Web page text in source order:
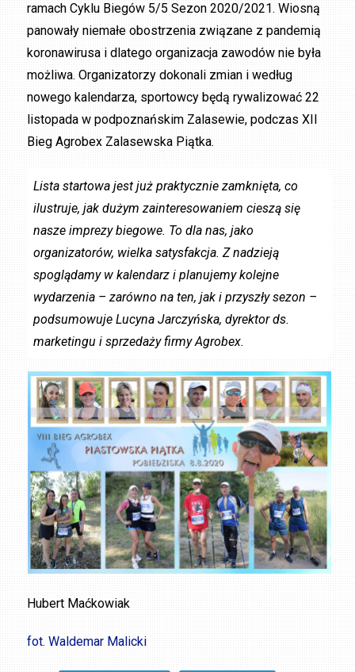
ramach Cyklu Biegów 5/5 Sezon 2020/2021. Wiosną
panowały niemałe obostrzenia związane z pandemią
koronawirusa i dlatego organizacja zawodów nie była
możliwa. Organizatorzy dokonali zmian i według
nowego kalendarza, sportowcy będą rywalizować 22
listopada w podpoznańskim Zalasewie, podczas XII
Bieg Agrobex Zalasewska Piątka.
Lista startowa jest już praktycznie zamknięta, co
ilustruje, jak dużym zainteresowaniem cieszą się
nasze imprezy biegowe. To dla nas, jako
organizatorów, wielka satysfakcja. Z nadzieją
spoglądamy w kalendarz i planujemy kolejne
wydarzenia – zarówno na ten, jak i przyszły sezon –
podsumowuje Lucyna Jarczyńska, dyrektor ds.
marketingu i sprzedaży firmy Agrobex.
Hubert Maćkowiak
fot. Waldemar Malicki